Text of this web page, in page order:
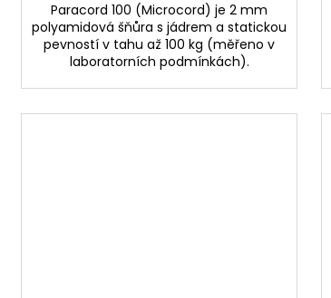
Paracord 100 (Microcord) je 2 mm
polyamidová šňůra s jádrem a statickou
pevností v tahu až 100 kg (měřeno v
laboratorních podmínkách).